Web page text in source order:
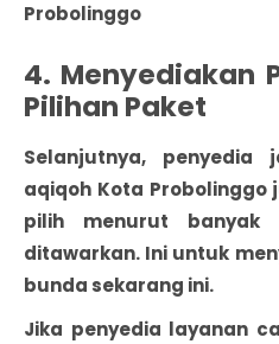
Probolinggo
4. Menyediakan
Pilihan Paket
Selanjutnya, penyedia
aqiqoh Kota
pilih menurut banyak
ditawarkan. Ini untuk
bunda sekarang ini.
Jika penyedia layanan